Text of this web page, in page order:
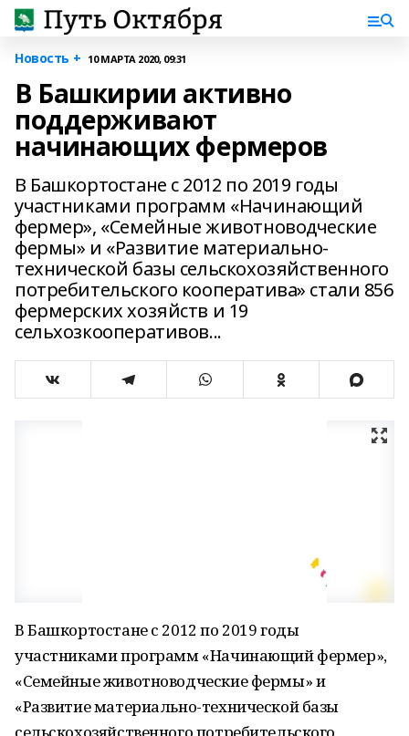
Новость + 10 МАРТА 2020, 09:31
В Башкирии активно
поддерживают
начинающих фермеров
В Башкортостане с 2012 по 2019 годы
участниками программ «Начинающий
фермер», «Семейные животноводческие
фермы» и «Развитие материально-
технической базы сельскохозяйственного
потребительского кооператива» стали 856
фермерских хозяйств и 19
сельхозкооперативов...
В Башкортостане с 2012 по 2019 годы
участниками программ «Начинающий фермер»,
«Семейные животноводческие фермы» и
«Развитие материально-технической базы